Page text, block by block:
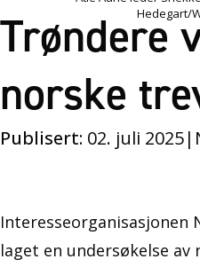
Trøndere
norske
Publisert: 02. juli 2025|
Hedegart/
laget en undersøkelse av